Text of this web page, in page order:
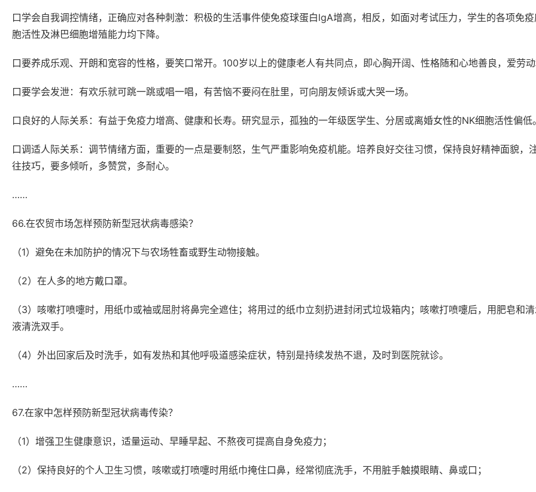
口学会自我调控情绪，正确应对各种刺激：积极的生活事件使免疫球蛋白lgA增高，相反，如面对考试压力，学生的各项免
胞活性及淋巴细胞增殖能力均下降。
口要养成乐观、开朗和宽容的性格，要笑口常开。100岁以上的健康老人有共同点，即心胸开阔、性格随和心地善良，爱劳动
口要学会发泄：有欢乐就可跳一跳或唱一唱，有苦恼不要闷在肚里，可向朋友倾诉或大哭一场。
口良好的人际关系：有益于免疫力增高、健康和长寿。研究显示，孤独的一年级医学生、分居或离婚女性的NK细胞活性偏低。
口调适人际关系：调节情绪方面，重要的一点是要制怒，生气严重影响免疫机能。培养良好交往习惯，保持良好精神面貌，
往技巧，要多倾听，多赞赏，多耐心。
……
66.在农贸市场怎样预防新型冠状病毒感染？
（1）避免在未加防护的情况下与农场牲畜或野生动物接触。
（2）在人多的地方戴口罩。
（3）咳嗽打喷嚏时，用纸巾或袖或屈肘将鼻完全遮住；将用过的纸巾立刻扔进封闭式垃圾箱内；咳嗽打喷嚏后，用肥皂和
液清洗双手。
（4）外出回家后及时洗手，如有发热和其他呼吸道感染症状，特别是持续发热不退，及时到医院就诊。
……
67.在家中怎样预防新型冠状病毒传染？
（1）增强卫生健康意识，适量运动、早睡早起、不熬夜可提高自身免疫力；
（2）保持良好的个人卫生习惯，咳嗽或打喷嚏时用纸巾掩住口鼻，经常彻底洗手，不用脏手触摸眼睛、鼻或口；